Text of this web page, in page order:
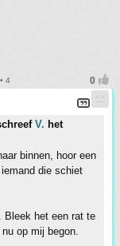
4
V. het
binnen, hoor een
die schiet
Bleek het een rat te
op mij begon.